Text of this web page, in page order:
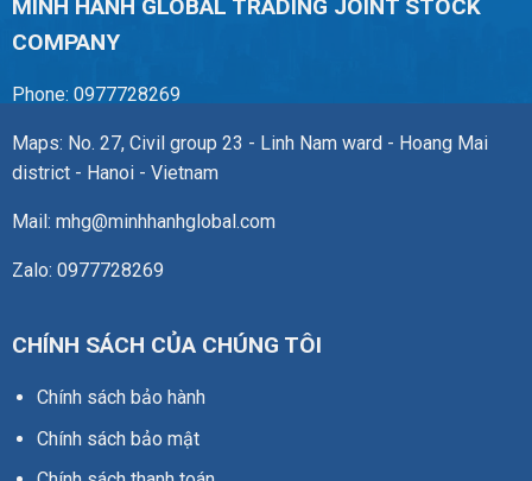
MINH HANH GLOBAL TRADING JOINT STOCK
COMPANY
Phone: 0977728269
Maps: No. 27, Civil group 23 - Linh Nam ward - Hoang Mai
district - Hanoi - Vietnam
Mail: mhg@minhhanhglobal.com
Zalo: 0977728269
CHÍNH SÁCH CỦA CHÚNG TÔI
Chính sách bảo hành
Chính sách bảo mật